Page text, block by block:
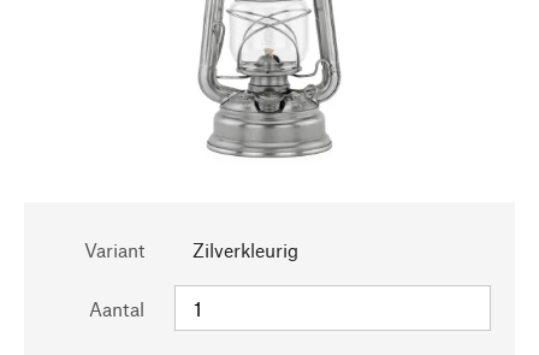
Variant Zilverkleurig
Aantal